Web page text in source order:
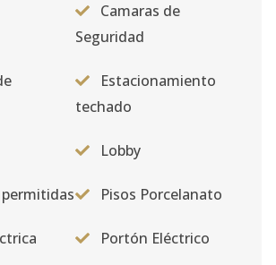
Camaras de
Seguridad
Estacionamiento
techado
Lobby
Pisos Porcelanato
Portón Eléctrico